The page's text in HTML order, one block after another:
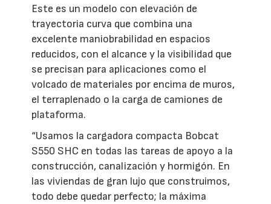
Este es un modelo con elevación de
trayectoria curva que combina una
excelente maniobrabilidad en espacios
reducidos, con el alcance y la visibilidad que
se precisan para aplicaciones como el
volcado de materiales por encima de muros,
el terraplenado o la carga de camiones de
plataforma.
“Usamos la cargadora compacta Bobcat
S550 SHC en todas las tareas de apoyo a la
construcción, canalización y hormigón. En
las viviendas de gran lujo que construimos,
todo debe quedar perfecto; la máxima